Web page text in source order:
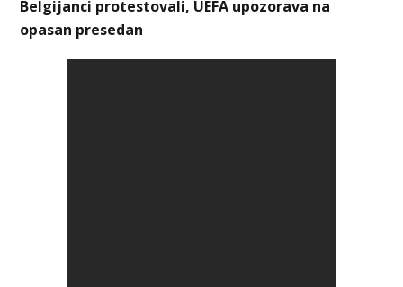
Belgijanci protestovali, UEFA upozorava na
opasan presedan